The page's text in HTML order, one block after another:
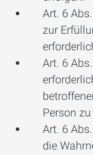
Art. 6
zur
Art. 6
Person
Art. 6
die